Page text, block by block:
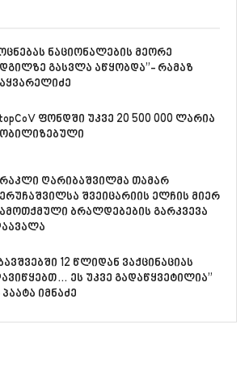
ნაციონალების მეორე
გასვლა აწყობდა”- რამაზ
ფონდში უკვე 20 500 000 ლარია
ღარიბაშვილმა თამარ
შვეიცარიის ელჩის მიერ
ბრალდებების გარკვევა
12 წლიდან ვაქცინაციას
ეს უკვე გადაწყვეტილია”
პაატა იმნაძე